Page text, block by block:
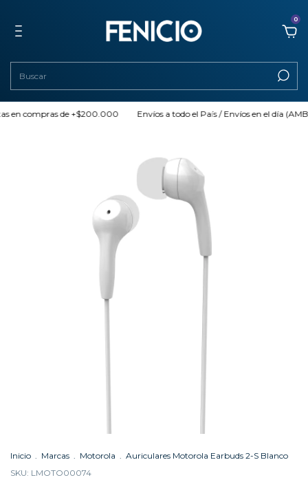
0
en compras de +$200.000 Envíos a todo el País / Envíos en el día
Inicio . Marcas . Motorola . Auriculares Motorola Earbuds 2-S Blanco
SKU: LMOTO00074